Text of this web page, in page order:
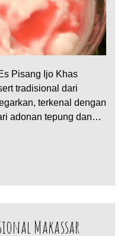
Pisang Ijo Khas
tradisional dari
terkenal dengan
adonan tepung dan…
Makassar